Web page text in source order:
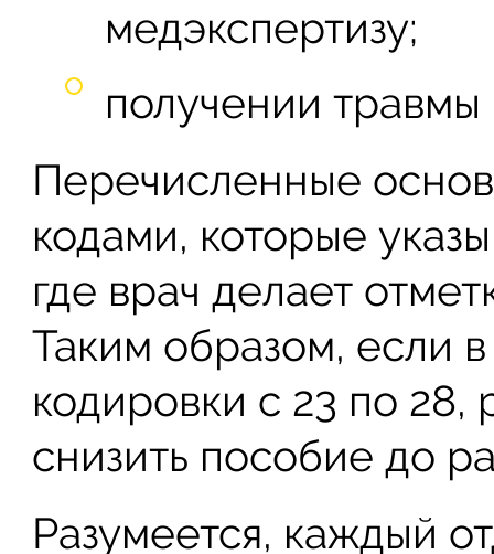
медэкспертизу;
получении травмы
Перечисленные
кодами, которые
где врач делает
Таким образом, если
кодировки с 23 по 28,
снизить пособие до
Разумеется, каждый